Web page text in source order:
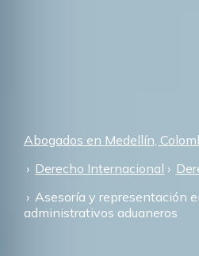
Abogados en Medellín,
Derecho Internacional
Asesoría y representación
administrativos aduaneros